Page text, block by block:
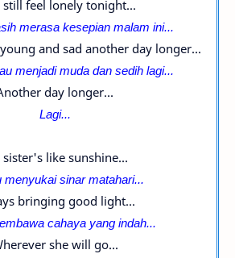
still feel lonely tonight...
merasa kesepian malam ini...
and sad another day longer...
menjadi muda dan sedih lagi...
day longer...
Lagi...
sister's like sunshine...
menyukai sinar matahari...
bringing good light...
cahaya yang indah...
she will go...